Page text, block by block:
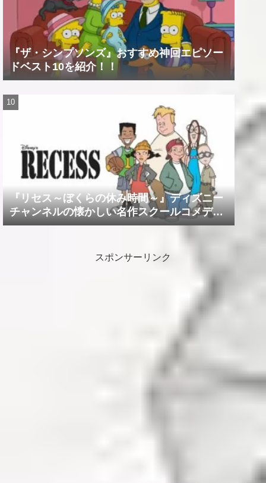
『ザ・シンプソンズ』おすすめ神回エピソー
ドベスト10を紹介！！
『リセス～ぼくらの休み時間～』ディズニー
チャンネルの懐かしい名作スクールコメデ
ィ！！
スポンサーリンク